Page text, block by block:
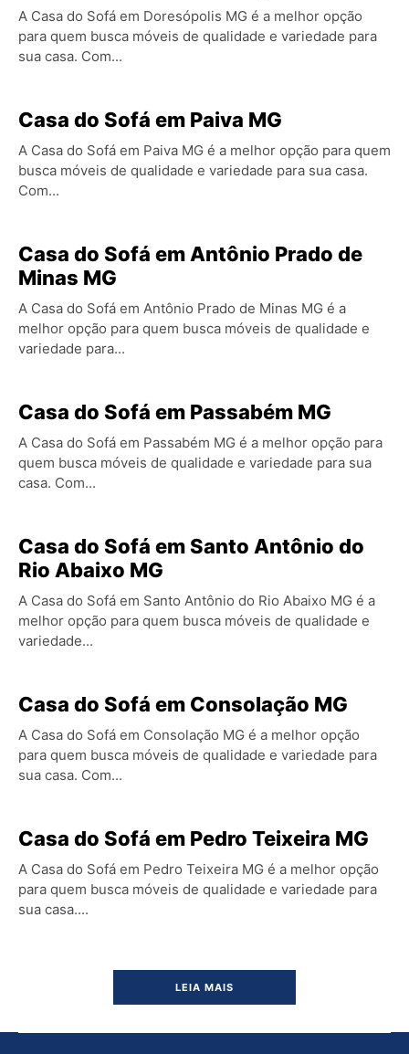
A Casa do Sofá em Doresópolis MG é a melhor opção
para quem busca móveis de qualidade e variedade para
sua casa. Com...
Casa do Sofá em Paiva MG
A Casa do Sofá em Paiva MG é a melhor opção para quem
busca móveis de qualidade e variedade para sua casa.
Com...
Casa do Sofá em Antônio Prado de
Minas MG
A Casa do Sofá em Antônio Prado de Minas MG é a
melhor opção para quem busca móveis de qualidade e
variedade para...
Casa do Sofá em Passabém MG
A Casa do Sofá em Passabém MG é a melhor opção para
quem busca móveis de qualidade e variedade para sua
casa. Com...
Casa do Sofá em Santo Antônio do
Rio Abaixo MG
A Casa do Sofá em Santo Antônio do Rio Abaixo MG é a
melhor opção para quem busca móveis de qualidade e
variedade...
Casa do Sofá em Consolação MG
A Casa do Sofá em Consolação MG é a melhor opção
para quem busca móveis de qualidade e variedade para
sua casa. Com...
Casa do Sofá em Pedro Teixeira MG
A Casa do Sofá em Pedro Teixeira MG é a melhor opção
para quem busca móveis de qualidade e variedade para
sua casa....
LEIA MAIS